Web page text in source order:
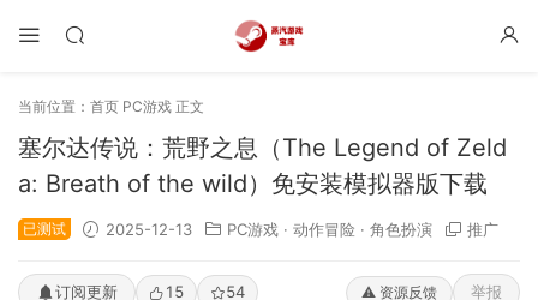
当前位置： 首页 PC游戏 正文
塞尔达传说：荒野之息（The Legend of Zeld
a: Breath of the wild）免安装模拟器版下载
已测试 2025-12-13 PC游戏 · 动作冒险 · 角色扮演 推广
订阅更新 15 54 ⚠️ 资源反馈 举报